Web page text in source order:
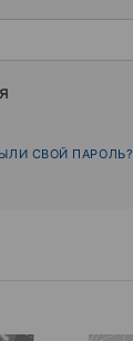
СВОЙ ПАРОЛЬ?